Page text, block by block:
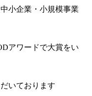
小企業・小規模事業
アワードで大賞をい
いております